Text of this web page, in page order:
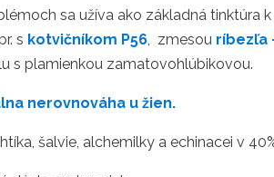
sa užíva ako základná tinktúra
s kotvičníkom P56, zmesou ríbezľa
s plamienkou zamatovohlúbikovou.
nerovnováha u žien.
šalvie, alchemilky a echinacei v